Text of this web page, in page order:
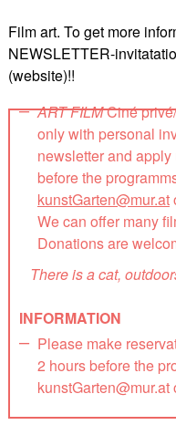
Film art. To get more
NEWSLETTER-
(website)!!
ART FILMCiné
only with personal
newsletter and
before the
kunstGarten@mur.at
We can offer many
Donations are
There is a cat,
INFORMATION
Please make
2 hours before the